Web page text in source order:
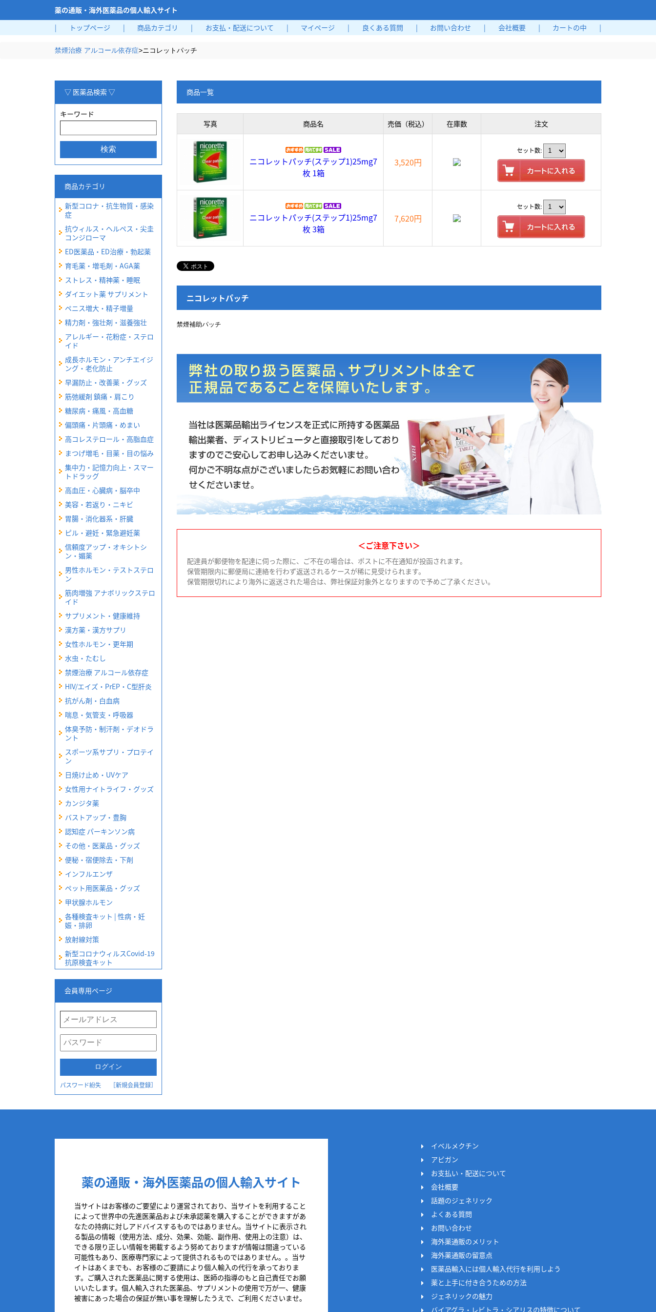
薬の通販・海外医薬品の個人輸入サイト
|
トップページ | 商品カテゴリ | お支払・配送について | マイページ | 良くある質問 | お問い合わせ | 会社概要 | カートの中 |
禁煙治療 アルコール依存症>ニコレットパッチ
▽ 医薬品検索 ▽
キーワード
商品カテゴリ
新型コロナ・抗生物質・感染
症
抗ウィルス・ヘルペス・尖圭
コンジローマ
ED医薬品・ED治療・勃起薬
育毛薬・増毛剤・AGA薬
ストレス・精神薬・睡眠
ダイエット薬 サプリメント
ペニス増大・精子増量
精力剤・強壮剤・滋養強壮
アレルギー・花粉症・ステロ
イド
成長ホルモン・アンチエイジ
ング・老化防止
早漏防止・改善薬・グッズ
筋弛緩剤 鎮痛・肩こり
糖尿病・痛風・高血糖
偏頭痛・片頭痛・めまい
高コレステロール・高脂血症
まつげ増毛・目薬・目の悩み
集中力・記憶力向上・スマー
トドラッグ
高血圧・心臓病・脳卒中
美容・若返り・ニキビ
胃腸・消化器系・肝臓
ピル・避妊・緊急避妊薬
信頼度アップ・オキシトシ
ン・媚薬
男性ホルモン・テストステロ
ン
筋肉増強 アナボリックステロ
イド
サプリメント・健康維持
漢方薬・漢方サプリ
女性ホルモン・更年期
水虫・たむし
禁煙治療 アルコール依存症
HIV/エイズ・PrEP・C型肝炎
抗がん剤・白血病
喘息・気管支・呼吸器
体臭予防・制汗剤・デオドラ
ント
スポーツ系サプリ・プロテイ
ン
日焼け止め・UVケア
女性用ナイトライフ・グッズ
カンジタ薬
バストアップ・豊胸
認知症 パーキンソン病
その他・医薬品・グッズ
便秘・宿便除去・下剤
インフルエンザ
ペット用医薬品・グッズ
甲状腺ホルモン
各種検査キット | 性病・妊
娠・排卵
放射線対策
新型コロナウィルスCovid-19
抗原検査キット
会員専用ページ
パスワード紛失 ［新規会員登録］
商品一覧
写真 商品名 売価（税込） 在庫数 注文
ニコレットパッチ(ステップ1)25mg7
枚 1箱
3,520円
セット数:
ニコレットパッチ(ステップ1)25mg7
枚 3箱
7,620円
セット数:
ニコレットパッチ
禁煙補助パッチ
＜ご注意下さい＞
配達員が郵便物を配達に伺った際に、ご不在の場合は、ポストに不在通知が投函されます。
保管期限内に郵便局に連絡を行わず返送されるケースが稀に見受けられます。
保管期限切れにより海外に返送された場合は、弊社保証対象外となりますので予めご了承ください。
薬の通販・海外医薬品の個人輸入サイト
当サイトはお客様のご要望により運営されており、当サイトを利用すること
によって世界中の先進医薬品および未承認薬を購入することができますがあ
なたの持病に対しアドバイスするものではありません。当サイトに表示され
る製品の情報（使用方法、成分、効果、効能、副作用、使用上の注意）は、
できる限り正しい情報を掲載するよう努めておりますが情報は間違っている
可能性もあり、医療専門家によって提供されるものではありません。。当サ
イトはあくまでも、お客様のご要請により個人輸入の代行を承っておりま
す。ご購入された医薬品に関する使用は、医師の指導のもと自己責任でお願
いいたします。個人輸入された医薬品、サプリメントの使用で万が一、健康
被害にあった場合の保証が無い事を理解したうえで、ご利用くださいませ。
イベルメクチン
アビガン
お支払い・配送について
会社概要
話題のジェネリック
よくある質問
お問い合わせ
海外薬通販のメリット
海外薬通販の留意点
医薬品輸入には個人輸入代行を利用しよう
薬と上手に付き合うための方法
ジェネリックの魅力
バイアグラ・レビトラ・シアリスの特徴について